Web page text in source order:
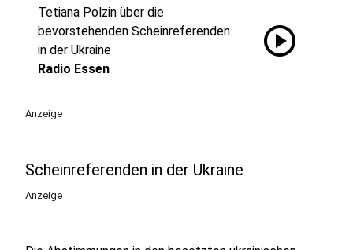
Tetiana Polzin über die
bevorstehenden Scheinreferenden
in der Ukraine
Radio Essen
play_circle
Anzeige
Scheinreferenden in der Ukraine
Anzeige